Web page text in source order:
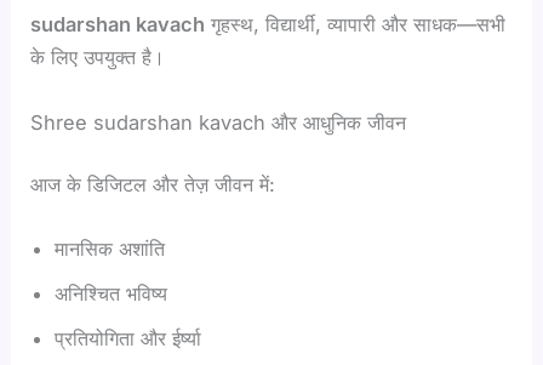
sudarshan kavach गृहस्थ, विद्यार्थी, व्यापारी और साधक—सभी
के लिए उपयुक्त है।
Shree sudarshan kavach और आधुनिक जीवन
आज के डिजिटल और तेज़ जीवन में:
मानसिक अशांति
अनिश्चित भविष्य
प्रतियोगिता और ईर्ष्या